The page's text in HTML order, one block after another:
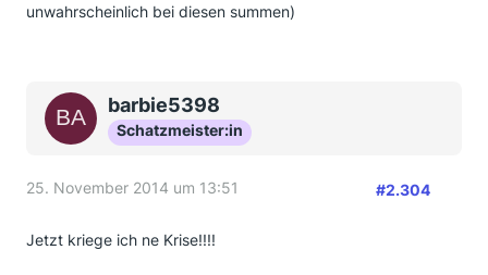
unwahrscheinlich bei diesen summen)
barbie5398
Schatzmeister:in
25. November 2014 um 13:51 #2.304
Jetzt kriege ich ne Krise!!!!